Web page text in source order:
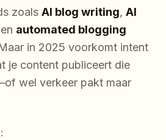
zoals AI blog writing, AI
en automated blogging
in 2025 voorkomt intent
je content publiceert die
wel verkeer pakt maar